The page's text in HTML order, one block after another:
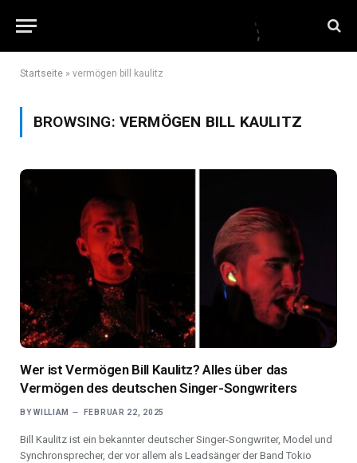
Startseite » vermögen bill kaulitz
BROWSING: VERMÖGEN BILL KAULITZ
Wer ist Vermögen Bill Kaulitz? Alles über das
Vermögen des deutschen Singer-Songwriters
BY WILLIAM FEBRUAR 22, 2025
Bill Kaulitz ist ein bekannter deutscher Singer-Songwriter, Model und
Synchronsprecher, der vor allem als Leadsänger der Band Tokio